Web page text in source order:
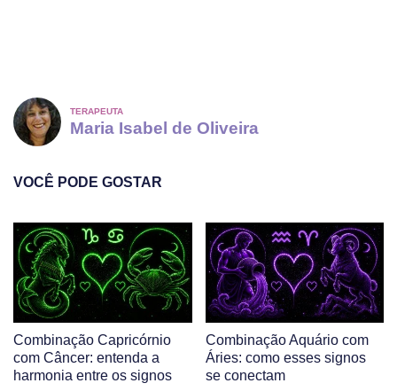
TERAPEUTA
Maria Isabel de Oliveira
VOCÊ PODE GOSTAR
Combinação Capricórnio
com Câncer: entenda a
harmonia entre os signos
Combinação Aquário com
Áries: como esses signos
se conectam